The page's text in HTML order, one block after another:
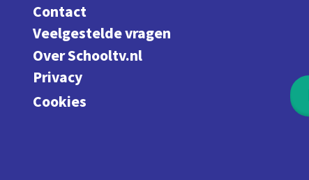
Contact
Veelgestelde vragen
Over Schooltv.nl
Privacy
Cookies